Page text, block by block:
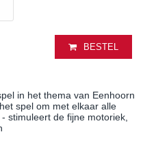
BESTEL
in het thema van Eenhoorn
spel om met elkaar alle
stimuleert de fijne motoriek,